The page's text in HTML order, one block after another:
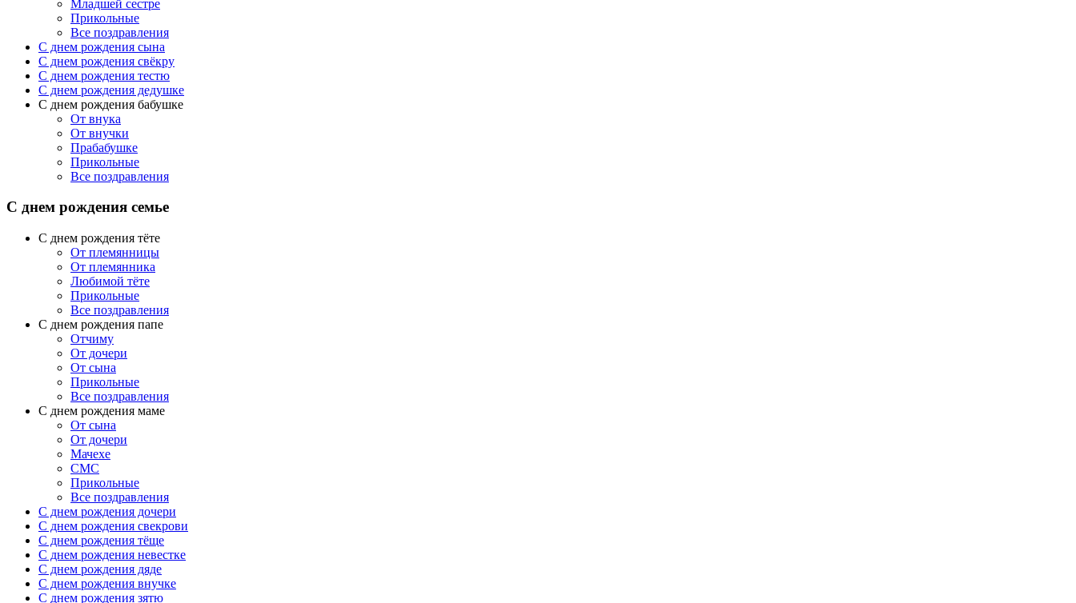
Младшей сестре
Прикольные
Все поздравления
C днем рождения сына
C днем рождения свёкру
C днем рождения тестю
С днем рождения дедушке
С днем рождения бабушке
От внука
От внучки
Прабабушке
Прикольные
Все поздравления
С днем рождения семье
С днем рождения тёте
От племянницы
От племянника
Любимой тёте
Прикольные
Все поздравления
C днем рождения папе
Отчиму
От дочери
От сына
Прикольные
Все поздравления
С днем рождения маме
От сына
От дочери
Мачехе
СМС
Прикольные
Все поздравления
C днем рождения дочери
C днем рождения свекрови
C днем рождения тёще
C днем рождения невестке
C днем рождения дяде
C днем рождения внучке
C днем рождения зятю